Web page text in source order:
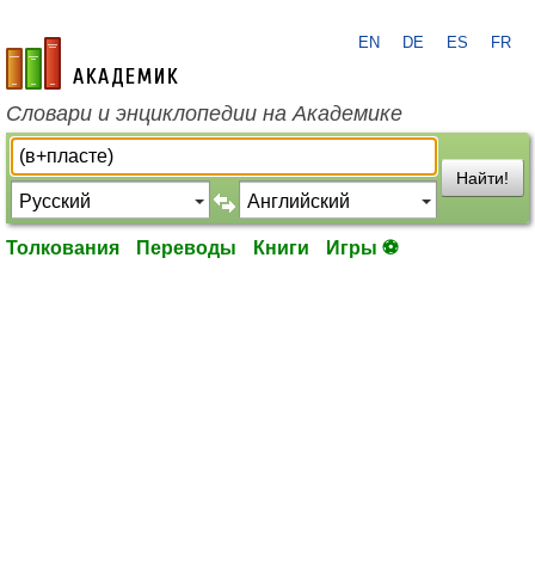
academic.ru
EN DE ES FR
Словари и энциклопедии на Академике
Найти!
Толкования Переводы Книги Игры ⚽